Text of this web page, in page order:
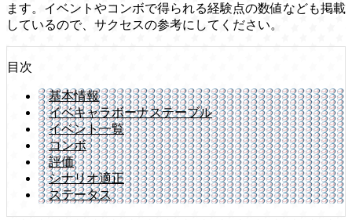
ます。イベントやコンボで得られる経験点の数値なども掲載
しているので、サクセスの参考にしてください。
目次
基本情報
イベキャラボーナステーブル
イベント一覧
コンボ
評価
シナリオ適正
ステータス